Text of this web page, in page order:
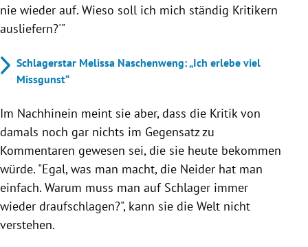
nie wieder auf. Wieso soll ich mich ständig Kritikern
ausliefern?'"
Schlagerstar Melissa Naschenweng: „Ich erlebe viel
Missgunst“
Im Nachhinein meint sie aber, dass die Kritik von
damals noch gar nichts im Gegensatz zu
Kommentaren gewesen sei, die sie heute bekommen
würde. "Egal, was man macht, die Neider hat man
einfach. Warum muss man auf Schlager immer
wieder draufschlagen?", kann sie die Welt nicht
verstehen.